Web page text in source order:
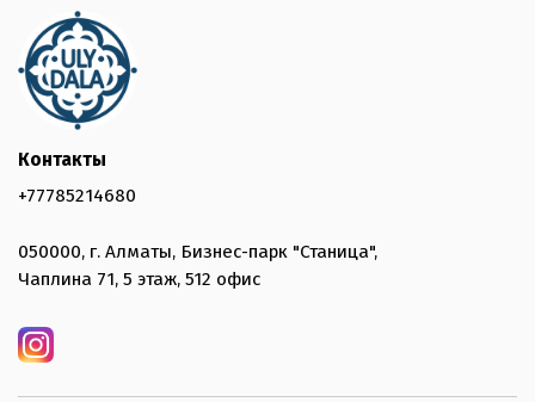
Контакты
+77785214680
050000, г. Алматы, Бизнес-парк "Станица",
Чаплина 71, 5 этаж, 512 офис